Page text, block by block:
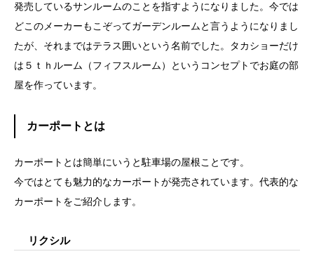
発売しているサンルームのことを指すようになりました。今では
どこのメーカーもこぞってガーデンルームと言うようになりまし
たが、それまではテラス囲いという名前でした。タカショーだけ
は５ｔｈルーム（フィフスルーム）というコンセプトでお庭の部
屋を作っています。
カーポートとは
カーポートとは簡単にいうと駐車場の屋根ことです。
今ではとても魅力的なカーポートが発売されています。代表的な
カーポートをご紹介します。
リクシル